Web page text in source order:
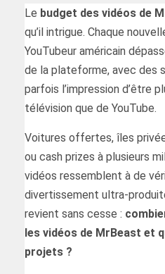
Le budget des vidéos de
qu’il intrigue. Chaque
YouTubeur américain
de la plateforme, avec des
parfois l’impression d’être
télévision que de YouTube.
Voitures offertes, îles
ou cash prizes à plusieurs
vidéos ressemblent à de
divertissement ultra-
revient sans cesse :
les vidéos de MrBeast et
projets ?